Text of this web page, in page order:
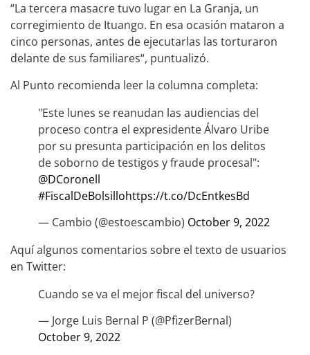
“La tercera masacre tuvo lugar en La Granja, un
corregimiento de Ituango. En esa ocasión mataron a
cinco personas, antes de ejecutarlas las torturaron
delante de sus familiares“, puntualizó.
Al Punto recomienda leer la columna completa:
"Este lunes se reanudan las audiencias del
proceso contra el expresidente Álvaro Uribe
por su presunta participación en los delitos
de soborno de testigos y fraude procesal":
@DCoronell
#FiscalDeBolsillohttps://t.co/DcEntkesBd
— Cambio (@estoescambio) October 9, 2022
Aquí algunos comentarios sobre el texto de usuarios
en Twitter:
Cuando se va el mejor fiscal del universo?
— Jorge Luis Bernal P (@PfizerBernal)
October 9, 2022